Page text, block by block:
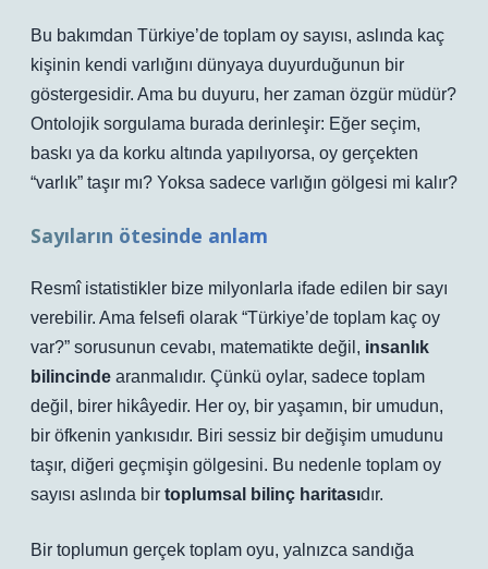
Bu bakımdan Türkiye’de toplam oy sayısı, aslında kaç
kişinin kendi varlığını dünyaya duyurduğunun bir
göstergesidir. Ama bu duyuru, her zaman özgür müdür?
Ontolojik sorgulama burada derinleşir: Eğer seçim,
baskı ya da korku altında yapılıyorsa, oy gerçekten
“varlık” taşır mı? Yoksa sadece varlığın gölgesi mi kalır?
Sayıların ötesinde anlam
Resmî istatistikler bize milyonlarla ifade edilen bir sayı
verebilir. Ama felsefi olarak “Türkiye’de toplam kaç oy
var?” sorusunun cevabı, matematikte değil, insanlık
bilincinde aranmalıdır. Çünkü oylar, sadece toplam
değil, birer hikâyedir. Her oy, bir yaşamın, bir umudun,
bir öfkenin yankısıdır. Biri sessiz bir değişim umudunu
taşır, diğeri geçmişin gölgesini. Bu nedenle toplam oy
sayısı aslında bir toplumsal bilinç haritasıdır.
Bir toplumun gerçek toplam oyu, yalnızca sandığa